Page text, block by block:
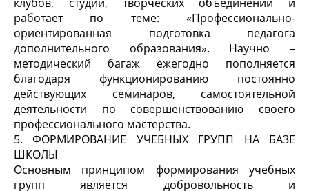
работает по теме: «Профессионально-
ориентированная подготовка педагога
дополнительного образования». Научно –
методический багаж ежегодно пополняется
благодаря функционированию постоянно
действующих семинаров, самостоятельной
деятельности по совершенствованию своего
профессионального мастерства.
5. ФОРМИРОВАНИЕ УЧЕБНЫХ ГРУПП НА БАЗЕ
ШКОЛЫ
Основным принципом формирования учебных
групп является добровольность и